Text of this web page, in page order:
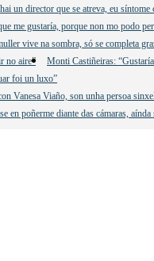
un director que se atreva, eu síntome
me gustaría, porque non mo podo
vive na sombra, só se completa
no aire”
Monti Castiñeiras:
foi un luxo”
Vanesa Viaño, son unha persoa
poñerme diante das cámaras, aínda